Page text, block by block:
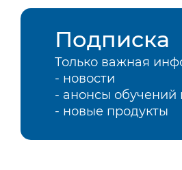
Подписка
Только важная
- новости
- анонсы обучений
- новые продукты